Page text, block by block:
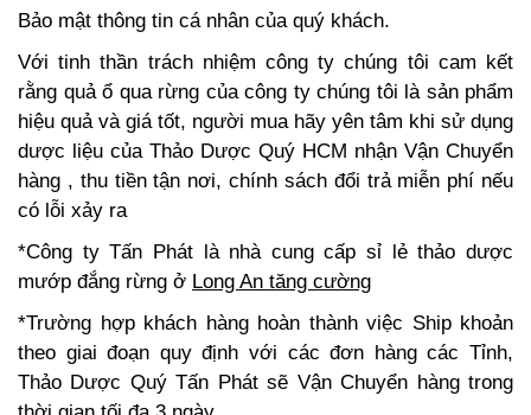
Bảo mật thông tin cá nhân của quý khách.
Với tinh thần trách nhiệm công ty chúng tôi cam kết
rằng quả ổ qua rừng của công ty chúng tôi là sản phẩm
hiệu quả và giá tốt, người mua hãy yên tâm khi sử dụng
dược liệu của Thảo Dược Quý HCM nhận Vận Chuyển
hàng , thu tiền tận nơi, chính sách đổi trả miễn phí nếu
có lỗi xảy ra
*Công ty Tấn Phát là nhà cung cấp sỉ lẻ thảo dược
mướp đắng rừng ở Long An tăng cường
*Trường hợp khách hàng hoàn thành việc Ship khoản
theo giai đoạn quy định với các đơn hàng các Tỉnh,
Thảo Dược Quý Tấn Phát sẽ Vận Chuyển hàng trong